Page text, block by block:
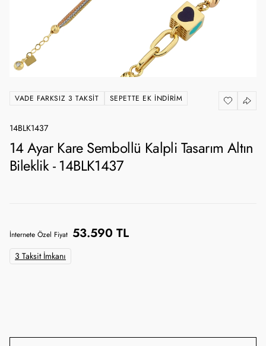
VADE FARKSIZ 3 TAKSIT SEPETTE EK İNDIRIM
14BLK1437
14 Ayar Kare Sembollü Kalpli Tasarım Altın
Bileklik - 14BLK1437
İnternete Özel Fiyat 53.590 TL
3 Taksit İmkanı